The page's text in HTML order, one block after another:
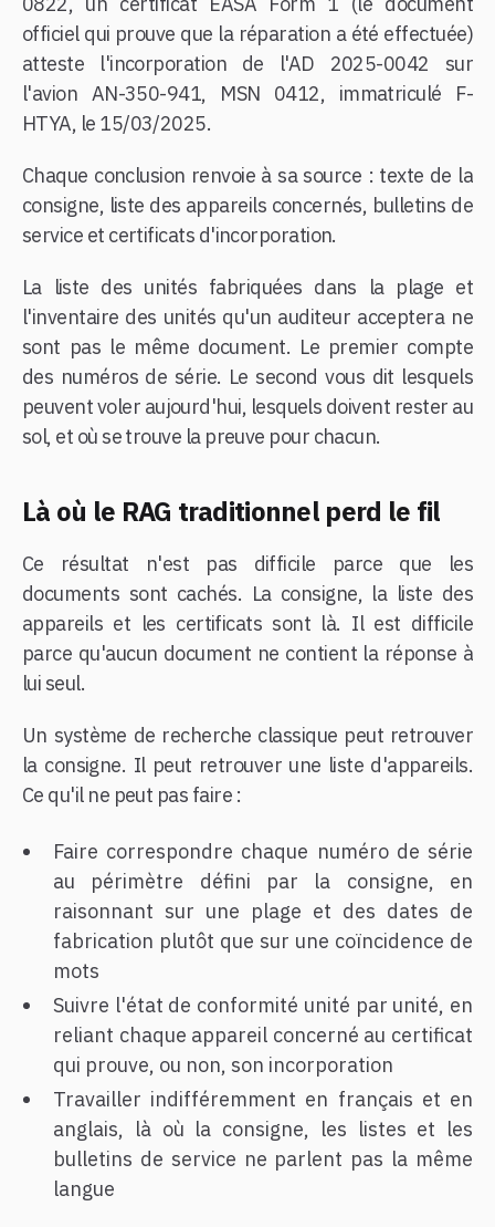
officiel qui prouve que la réparation a été effectuée)
atteste l'incorporation de l'AD 2025-0042 sur
l'avion AN-350-941, MSN 0412, immatriculé F-
HTYA, le 15/03/2025.
Chaque conclusion renvoie à sa source : texte de la
consigne, liste des appareils concernés, bulletins de
service et certificats d'incorporation.
La liste des unités fabriquées dans la plage et
l'inventaire des unités qu'un auditeur acceptera ne
sont pas le même document. Le premier compte
des numéros de série. Le second vous dit lesquels
peuvent voler aujourd'hui, lesquels doivent rester au
sol, et où se trouve la preuve pour chacun.
Là où le RAG traditionnel perd le fil
Ce résultat n'est pas difficile parce que les
documents sont cachés. La consigne, la liste des
appareils et les certificats sont là. Il est difficile
parce qu'aucun document ne contient la réponse à
lui seul.
Un système de recherche classique peut retrouver
la consigne. Il peut retrouver une liste d'appareils.
Ce qu'il ne peut pas faire :
Faire correspondre chaque numéro de série
au périmètre défini par la consigne, en
raisonnant sur une plage et des dates de
fabrication plutôt que sur une coïncidence de
mots
Suivre l'état de conformité unité par unité, en
reliant chaque appareil concerné au certificat
qui prouve, ou non, son incorporation
Travailler indifféremment en français et en
anglais, là où la consigne, les listes et les
bulletins de service ne parlent pas la même
langue